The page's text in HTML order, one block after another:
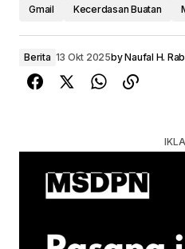
Gmail Kecerdasan Buatan
Berita 13 Okt 2025byNaufal H.